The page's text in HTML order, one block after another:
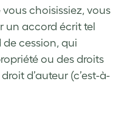
choisissiez, vous
un accord écrit tel
cession, qui
ou des droits
d’auteur (c’est-à-